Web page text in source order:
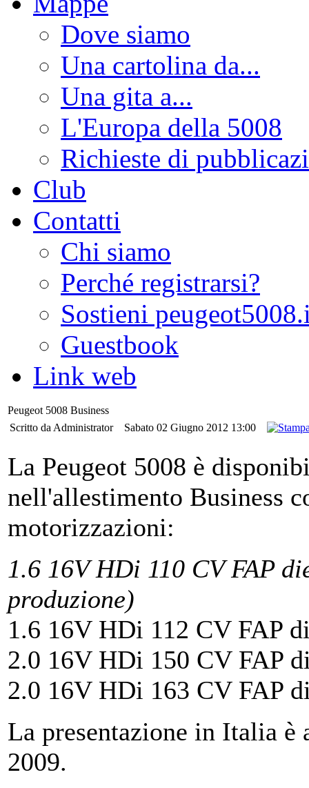
Dove siamo
Una cartolina da...
Una gita a...
L'Europa della 5008
Richieste di
Club
Contatti
Chi siamo
Perché registrarsi?
Sostieni
Guestbook
Link web
Peugeot 5008 Business
Scritto da Administrator
Sabato 02 Giugno 2012 13:00
La Peugeot 5008 è
nell'allestimento Business
motorizzazioni:
1.6 16V HDi 110 CV FAP
produzione)
1.6 16V HDi 112 CV FAP
2.0 16V HDi 150 CV FAP
2.0 16V HDi 163 CV FAP
La presentazione in Italia è
2009.